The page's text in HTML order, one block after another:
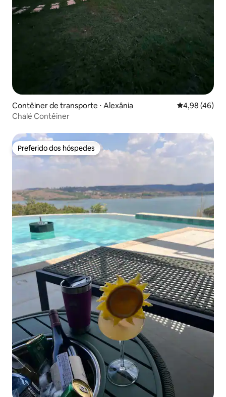
Contêiner de transporte ⋅ Alexânia 4,98 de uma
4,98 (46)
Chalé Contêiner
Preferido dos hóspedes
Preferido dos hóspedes